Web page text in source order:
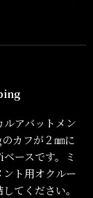
アバットメン
カフが２㎜に
ースです。ミ
ト用オクルー
てください。